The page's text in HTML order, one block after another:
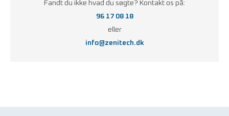
Fandt du ikke hvad du søgte? Kontakt os på:
96 17 08 18
eller
info@zenitech.dk